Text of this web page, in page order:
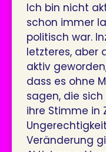
Ich bin nicht
schon immer
politisch war.
letzteres, aber
aktiv
dass es ohne
sagen, die
ihre Stimme in
Veränderung